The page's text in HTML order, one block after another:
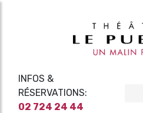
INFOS &
RÉSERVATIONS:
02 724 24 44